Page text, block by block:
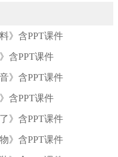
》含PPT课件
含PPT课件
》含PPT课件
含PPT课件
》含PPT课件
》含PPT课件